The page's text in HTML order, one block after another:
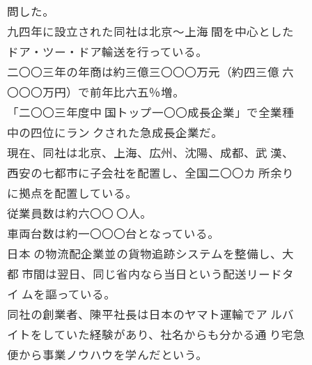
問した。
九四年に設立された同社は北京〜上海 間を中心とした
ドア・ツー・ドア輸送を行っている。
二〇〇三年の年商は約三億三〇〇〇万元（約四三億 六
〇〇〇万円）で前年比六五％増。
「二〇〇三年度中 国トップ一〇〇成長企業」で全業種
中の四位にラン クされた急成長企業だ。
現在、同社は北京、上海、広州、沈陽、成都、武 漢、
西安の七都市に子会社を配置し、全国二〇〇カ 所余り
に拠点を配置している。
従業員数は約六〇〇 〇人。
車両台数は約一〇〇〇台となっている。
日本 の物流配企業並の貨物追跡システムを整備し、大
都 市間は翌日、同じ省内なら当日という配送リードタ
イ ムを謳っている。
同社の創業者、陳平社長は日本のヤマト運輸でア ルバ
イトをしていた経験があり、社名からも分かる通 り宅急
便から事業ノウハウを学んだという。